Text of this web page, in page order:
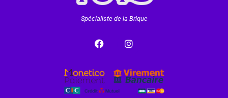
Spécialiste de la Brique